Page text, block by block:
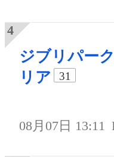
ジブリパー
リア
31
08月07日 13:11